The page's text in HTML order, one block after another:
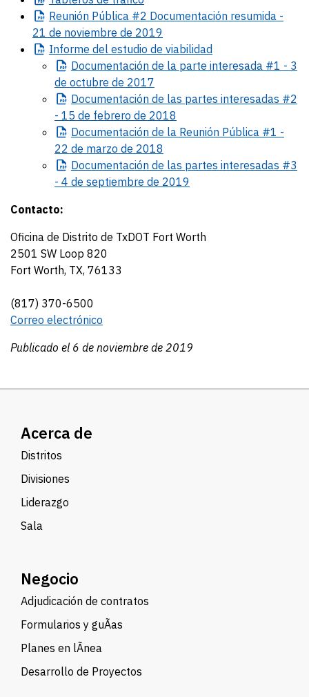
Reunión Pública #2 Documentación resumida -
21 de noviembre de 2019
Informe del estudio de viabilidad
Documentación de la parte interesada #1 - 3
de octubre de 2017
Documentación de las partes interesadas #2
- 15 de febrero de 2018
Documentación de la Reunión Pública #1 -
22 de marzo de 2018
Documentación de las partes interesadas #3
- 4 de septiembre de 2019
Contacto:
Oficina de Distrito de TxDOT Fort Worth
2501 SW Loop 820
Fort Worth, TX, 76133
(817) 370-6500
Correo electrónico
Publicado el 6 de noviembre de 2019
Acerca de
Distritos
Divisiones
Liderazgo
Sala
Negocio
Adjudicación de contratos
Formularios y guÃ­as
Planes en lÃ­nea
Desarrollo de Proyectos